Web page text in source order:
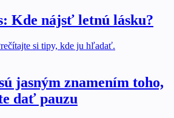
Kde nájsť letnú lásku?
si tipy, kde ju hľadať.
jasným znamením toho,
dať pauzu